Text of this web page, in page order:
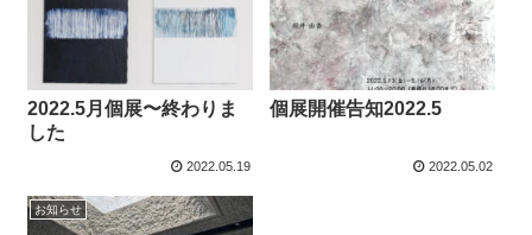
2022.5月個展〜終わりま
した
2022.05.19
個展開催告知2022.5
2022.05.02
お知らせ